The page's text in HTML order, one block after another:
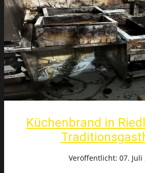
Küchenbrand in
Veröffentlicht: 07. Juli